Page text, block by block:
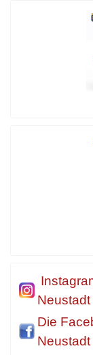
Neustadt
Die
Neustadt